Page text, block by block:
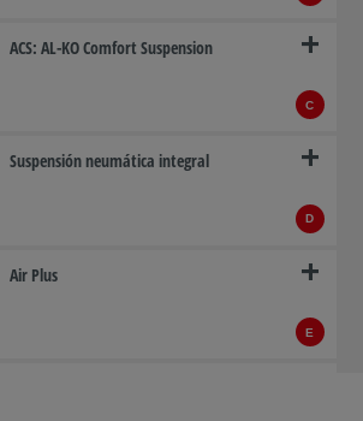
ACS: AL-KO Comfort Suspension
C
Suspensión neumática integral
D
Air Plus
E